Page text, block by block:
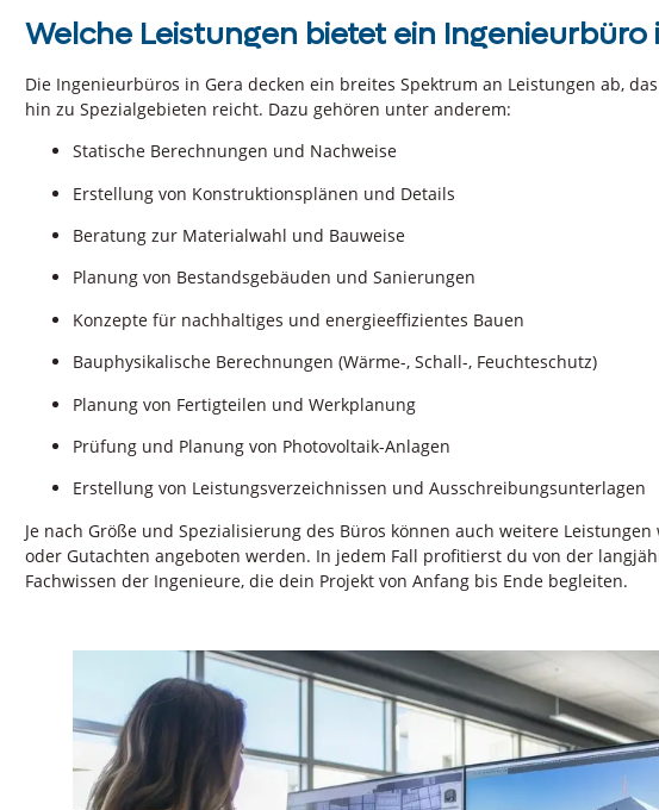
Welche Leistungen bietet ein Ingenieurbüro
Die Ingenieurbüros in Gera decken ein breites Spektrum an Leistungen ab,
hin zu Spezialgebieten reicht. Dazu gehören unter anderem:
Statische Berechnungen und Nachweise
Erstellung von Konstruktionsplänen und Details
Beratung zur Materialwahl und Bauweise
Planung von Bestandsgebäuden und Sanierungen
Konzepte für nachhaltiges und energieeffizientes Bauen
Bauphysikalische Berechnungen (Wärme-, Schall-, Feuchteschutz)
Planung von Fertigteilen und Werkplanung
Prüfung und Planung von Photovoltaik-Anlagen
Erstellung von Leistungsverzeichnissen und Ausschreibungsunterlagen
Je nach Größe und Spezialisierung des Büros können auch weitere
oder Gutachten angeboten werden. In jedem Fall profitierst du von der
Fachwissen der Ingenieure, die dein Projekt von Anfang bis Ende begleiten.